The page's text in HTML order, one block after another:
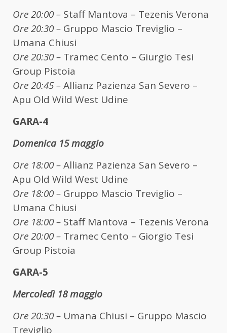
Ore 20:00 – Staff Mantova – Tezenis Verona
Ore 20:30 – Gruppo Mascio Treviglio –
Umana Chiusi
Ore 20:30 – Tramec Cento – Giurgio Tesi
Group Pistoia
Ore 20:45 –Allianz Pazienza San Severo –
Apu Old Wild West Udine
GARA-4
Domenica 15 maggio
Ore 18:00 –Allianz Pazienza San Severo –
Apu Old Wild West Udine
Ore 18:00 – Gruppo Mascio Treviglio –
Umana Chiusi
Ore 18:00 – Staff Mantova – Tezenis Verona
Ore 20:00 – Tramec Cento – Giorgio Tesi
Group Pistoia
GARA-5
Mercoledì 18 maggio
Ore 20:30 – Umana Chiusi – Gruppo Mascio
Treviglio